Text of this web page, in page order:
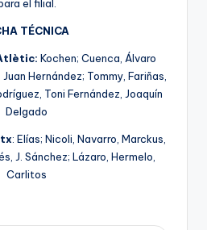
el filial.
TÉCNICA
Kochen; Cuenca, Álvaro
Hernández; Tommy, Fariñas,
Toni Fernández, Joaquín
Delgado
: Elías; Nicoli, Navarro, Marckus,
J. Sánchez; Lázaro, Hermelo,
Carlitos